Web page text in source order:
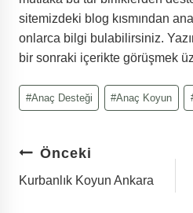
sitemizdeki blog kısmından
onlarca bilgi bulabilirsiniz.
bir sonraki içerikte görüşmek
Post
Tags:
#Anaç Desteği #Anaç Koyun
Yazı
Gezinmesi
Önceki
Kurbanlık Koyun Ankara